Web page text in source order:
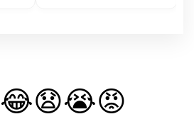
😂😧😭😡